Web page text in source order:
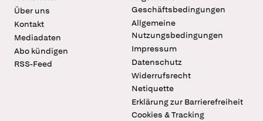
Über uns
Kontakt
Mediadaten
Abo kündigen
RSS-Feed
Geschäftsbedingungen
Allgemeine
Nutzungsbedingungen
Impressum
Datenschutz
Widerrufsrecht
Netiquette
Erklärung zur Barrierefreiheit
Cookies & Tracking